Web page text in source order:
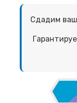
Сдадим